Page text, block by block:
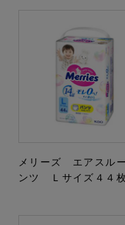
メリーズ エアスル
ンツ Ｌサイズ４４枚